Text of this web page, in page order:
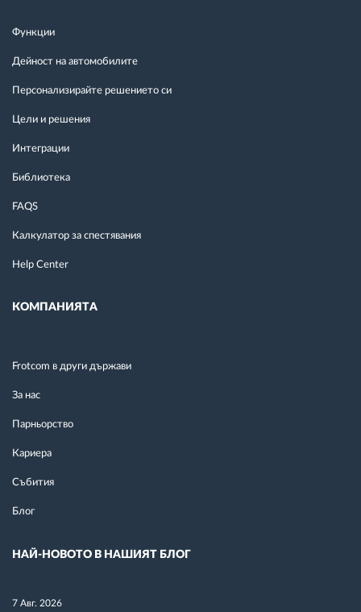
Функции
Дейност на автомобилите
Персонализирайте решението си
Цели и решения
Интеграции
Библиотека
FAQS
Калкулатор за спестявания
Help Center
КОМПАНИЯТА
Frotcom в други държави
За нас
Парньорство
Кариера
Събития
Блог
НАЙ-НОВОТО В НАШИЯТ БЛОГ
7 Авг. 2026